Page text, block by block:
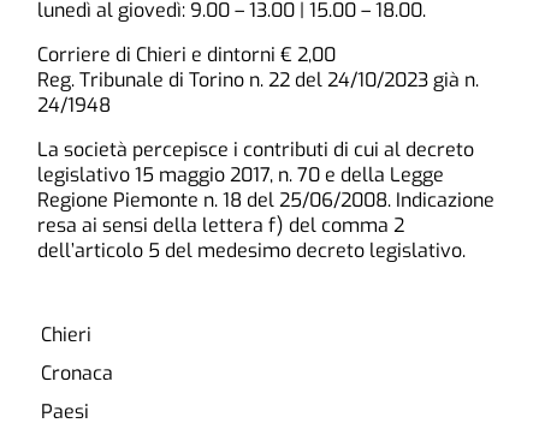
lunedì al giovedì: 9.00 – 13.00 | 15.00 – 18.00.
Corriere di Chieri e dintorni € 2,00
Reg. Tribunale di Torino n. 22 del 24/10/2023 già n.
24/1948
La società percepisce i contributi di cui al decreto
legislativo 15 maggio 2017, n. 70 e della Legge
Regione Piemonte n. 18 del 25/06/2008. Indicazione
resa ai sensi della lettera f) del comma 2
dell’articolo 5 del medesimo decreto legislativo.
Chieri
Cronaca
Paesi